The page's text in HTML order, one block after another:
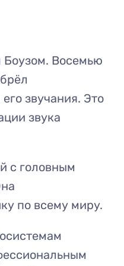
Боузом. Восемью
звучания. Это
звука
с головным
по всему миру.